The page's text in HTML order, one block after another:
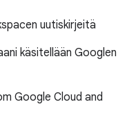
uutiskirjeitä
käsitellään Googlen
Google Cloud and